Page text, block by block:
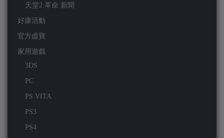
天堂2:革命 新聞
好康活動
官方虛寶
家用遊戲
3DS
PC
PS VITA
PS3
PS4